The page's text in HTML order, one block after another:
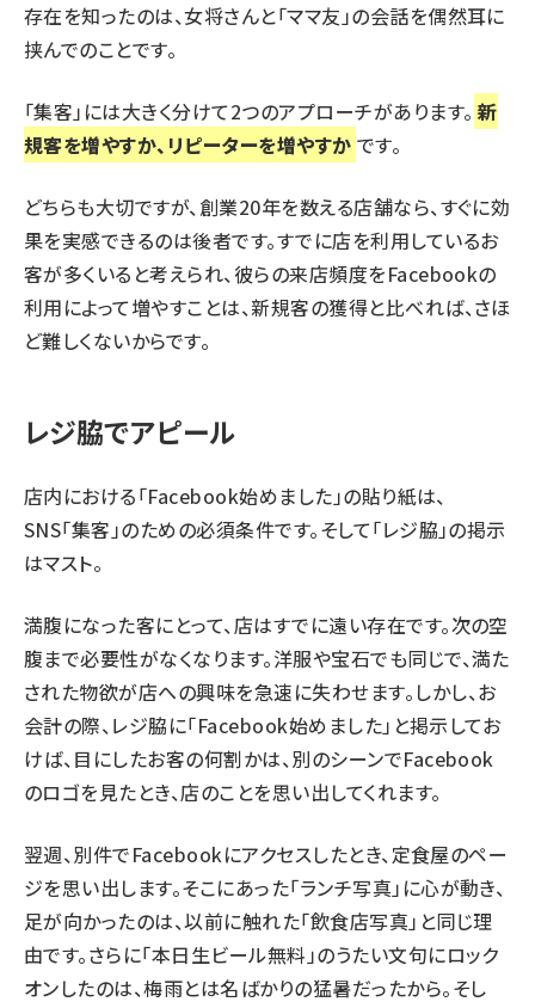
存在を知ったのは、女将さんと「ママ友」の会話を偶然耳に
挟んでのことです。
「集客」には大きく分けて2つのアプローチがあります。 新
規客を増やすか、リピーターを増やすか です。
どちらも大切ですが、創業20年を数える店舗なら、すぐに効
果を実感できるのは後者です。すでに店を利用しているお
客が多くいると考えられ、彼らの来店頻度をFacebookの
利用によって増やすことは、新規客の獲得と比べれば、さほ
ど難しくないからです。
レジ脇でアピール
店内における「Facebook始めました」の貼り紙は、
SNS「集客」のための必須条件です。そして「レジ脇」の掲示
はマスト。
満腹になった客にとって、店はすでに遠い存在です。次の空
腹まで必要性がなくなります。洋服や宝石でも同じで、満た
された物欲が店への興味を急速に失わせます。しかし、お
会計の際、レジ脇に「Facebook始めました」と掲示してお
けば、目にしたお客の何割かは、別のシーンでFacebook
のロゴを見たとき、店のことを思い出してくれます。
翌週、別件でFacebookにアクセスしたとき、定食屋のペー
ジを思い出します。そこにあった「ランチ写真」に心が動き、
足が向かったのは、以前に触れた「飲食店写真」と同じ理
由です。さらに「本日生ビール無料」のうたい文句にロック
オンしたのは、梅雨とは名ばかりの猛暑だったから。そし